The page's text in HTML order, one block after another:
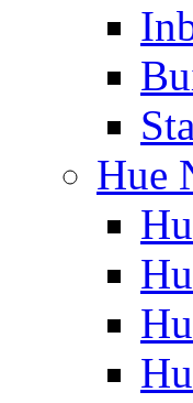
Hue